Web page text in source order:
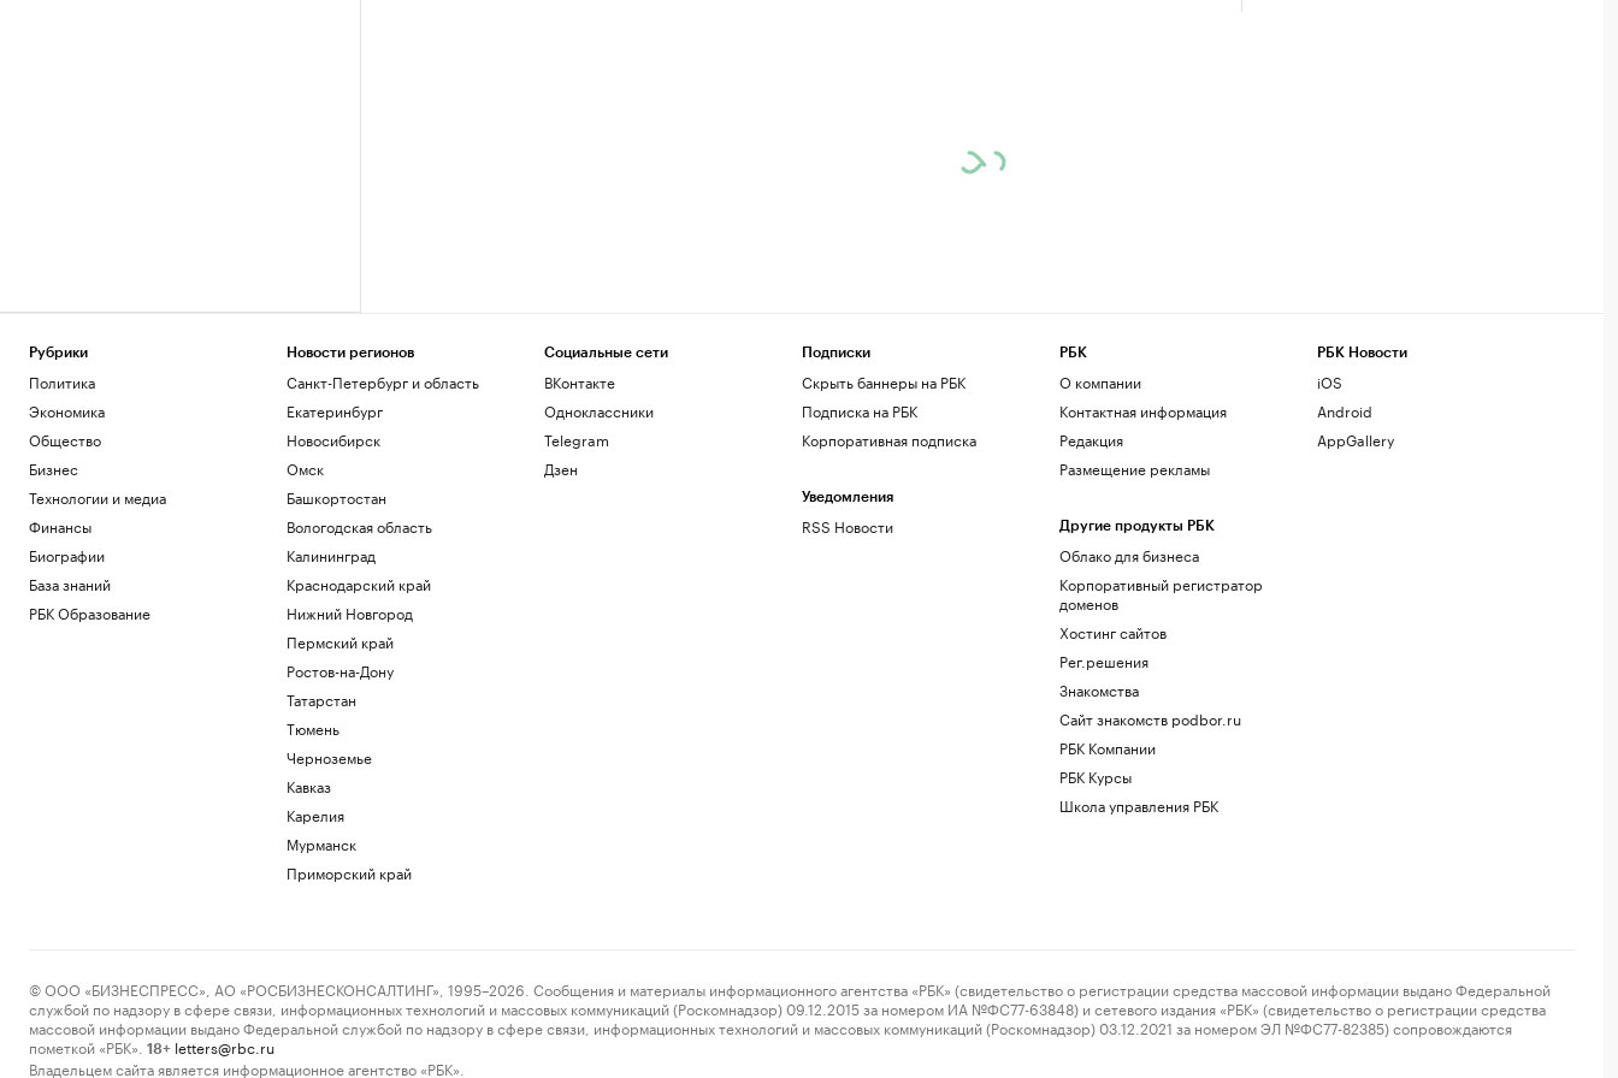
Рубрики
Политика
Экономика
Общество
Бизнес
Технологии и медиа
Финансы
Биографии
База знаний
РБК Образование
Новости регионов
Санкт-Петербург и область
Екатеринбург
Новосибирск
Омск
Башкортостан
Вологодская область
Калининград
Краснодарский край
Нижний Новгород
Пермский край
Ростов-на-Дону
Татарстан
Тюмень
Черноземье
Кавказ
Карелия
Мурманск
Приморский край
Социальные сети
ВКонтакте
Одноклассники
Telegram
Дзен
Подписки
Скрыть баннеры на РБК
Подписка на РБК
Корпоративная подписка
Уведомления
RSS Новости
РБК
О компании
Контактная информация
Редакция
Размещение рекламы
Другие продукты РБК
Облако для бизнеса
Корпоративный регистратор
доменов
Хостинг сайтов
Рег.решения
Знакомства
Сайт знакомств podbor.ru
РБК Компании
РБК Курсы
Школа управления РБК
РБК Новости
iOS
Android
AppGallery
© ООО «БИЗНЕСПРЕСС», АО «РОСБИЗНЕСКОНСАЛТИНГ», 1995–2026. Сообщения и материалы информационного агентства «РБК» (свидетельство о регистрации средства массовой информации выдано Федеральной
службой по надзору в сфере связи, информационных технологий и массовых коммуникаций (Роскомнадзор) 09.12.2015 за номером ИА №ФС77-63848) и сетевого издания «РБК» (свидетельство о регистрации средства
массовой информации выдано Федеральной службой по надзору в сфере связи, информационных технологий и массовых коммуникаций (Роскомнадзор) 03.12.2021 за номером ЭЛ №ФС77-82385) сопровождаются
пометкой «РБК».
18+ letters@rbc.ru
Владельцем сайта является информационное агентство «РБК».